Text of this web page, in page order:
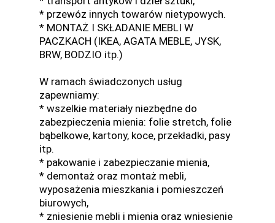
* przewóz innych towarów nietypowych.
* MONTAŻ I SKŁADANIE MEBLI W
PACZKACH (IKEA, AGATA MEBLE, JYSK,
BRW, BODZIO itp.)
W ramach świadczonych usług
zapewniamy:
* wszelkie materiały niezbędne do
zabezpieczenia mienia: folie stretch, folie
bąbelkowe, kartony, koce, przekładki, pasy
itp.
* pakowanie i zabezpieczanie mienia,
* demontaż oraz montaż mebli,
wyposażenia mieszkania i pomieszczeń
biurowych,
* zniesienie mebli i mienia oraz wniesienie